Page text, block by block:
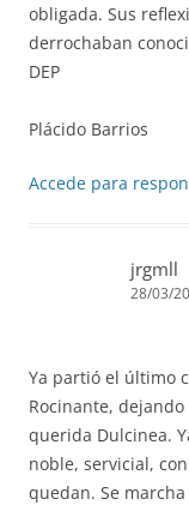
obligada. Sus
derrochaban
DEP
Plácido Barrios
Accede para
jrgmll
28/03/
Ya partió el último
Rocinante,
querida Dulcinea.
noble, servicial,
quedan. Se